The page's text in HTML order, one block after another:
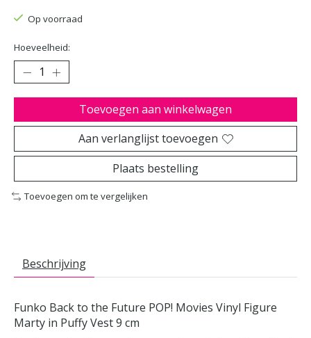
Op voorraad
Hoeveelheid:
Toevoegen aan winkelwagen
Aan verlanglijst toevoegen
Plaats bestelling
Toevoegen om te vergelijken
Beschrijving
Funko Back to the Future POP! Movies Vinyl Figure
Marty in Puffy Vest 9 cm